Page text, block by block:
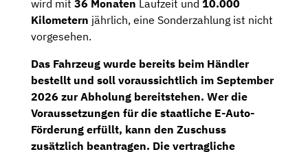
wird mit 36 Monaten Laufzeit und 10.000
Kilometern jährlich, eine Sonderzahlung ist nicht
vorgesehen.
Das Fahrzeug wurde bereits beim Händler
bestellt und soll voraussichtlich im September
2026 zur Abholung bereitstehen. Wer die
Voraussetzungen für die staatliche E-Auto-
Förderung erfüllt, kann den Zuschuss
zusätzlich beantragen. Die vertragliche